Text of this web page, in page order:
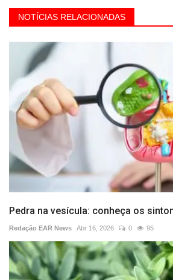
NOTÍCIAS RELACIONADAS
Pedra na vesícula: conheça os
Redação EAR News Abr 16, 2026 0 95